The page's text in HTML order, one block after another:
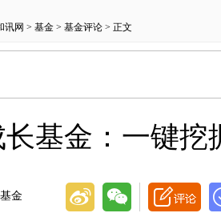
讯网 > 基金 > 基金评论 > 正文
基金：一键挖
金